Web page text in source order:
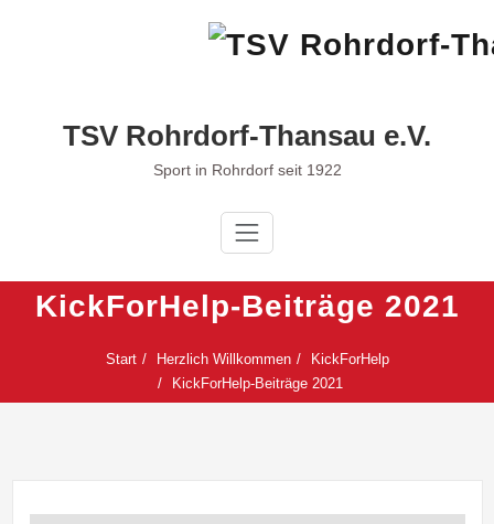
TSV Rohrdorf-Thansau e.V.
Sport in Rohrdorf seit 1922
KickForHelp-Beiträge 2021
Start Herzlich Willkommen
KickForHelp
KickForHelp-Beiträge 2021